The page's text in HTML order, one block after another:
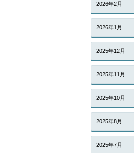
2026年2月
2026年1月
2025年12月
2025年11月
2025年10月
2025年8月
2025年7月